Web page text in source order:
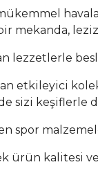
mekanda,
lezzetlerle
etkileyici
sizi keşiflerle
spor
kalitesi ve